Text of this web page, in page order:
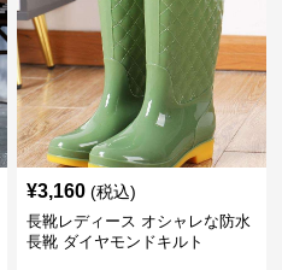
¥3,160 (税込)
長靴レディース オシャレな防水
長靴 ダイヤモンドキルト